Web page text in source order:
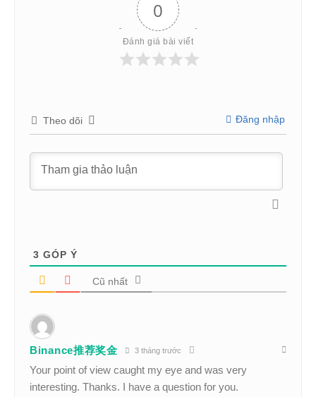
0
Đánh giá bài viết
Theo dõi Đăng nhập
3 GÓP Ý
Cũ nhất
Binance推荐奖金 3 tháng trước
Your point of view caught my eye and was very
interesting. Thanks. I have a question for you.